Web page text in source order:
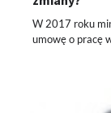
W 2017 roku
umowę o pracę